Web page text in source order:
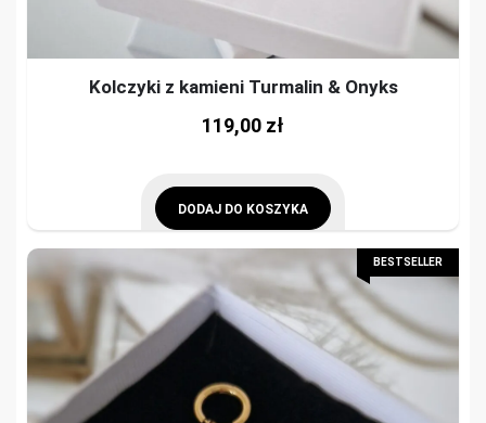
Kolczyki z kamieni Turmalin & Onyks
119,00 zł
DODAJ DO KOSZYKA
BESTSELLER